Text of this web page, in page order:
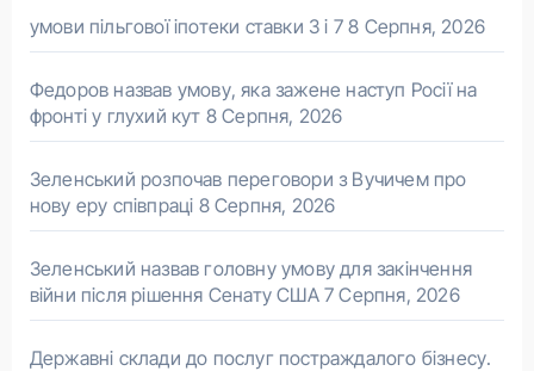
умови пільгової іпотеки ставки 3 і 7 8 Серпня, 2026
Федоров назвав умову, яка зажене наступ Росії на
фронті у глухий кут 8 Серпня, 2026
Зеленський розпочав переговори з Вучичем про
нову еру співпраці 8 Серпня, 2026
Зеленський назвав головну умову для закінчення
війни після рішення Сенату США 7 Серпня, 2026
Державні склади до послуг постраждалого бізнесу.